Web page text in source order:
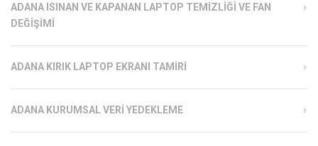
ADANA ISINAN VE KAPANAN LAPTOP TEMIZLIĞI VE FAN
DEĞIŞIMI
ADANA KIRIK LAPTOP EKRANI TAMIRI
ADANA KURUMSAL VERI YEDEKLEME